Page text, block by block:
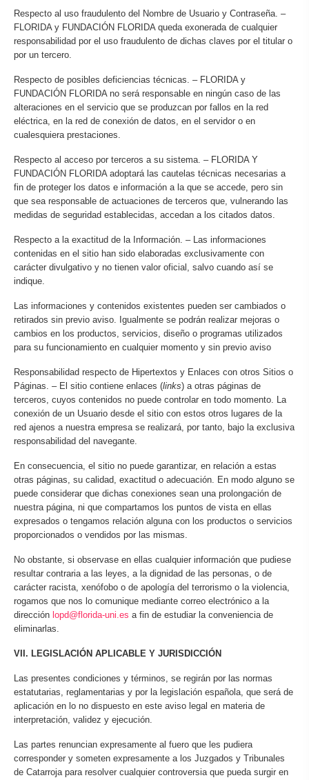
Respecto al uso fraudulento del Nombre de Usuario y Contraseña. –
FLORIDA y FUNDACIÓN FLORIDA queda exonerada de cualquier
responsabilidad por el uso fraudulento de dichas claves por el titular o
por un tercero.
Respecto de posibles deficiencias técnicas. – FLORIDA y
FUNDACIÓN FLORIDA no será responsable en ningún caso de las
alteraciones en el servicio que se produzcan por fallos en la red
eléctrica, en la red de conexión de datos, en el servidor o en
cualesquiera prestaciones.
Respecto al acceso por terceros a su sistema. – FLORIDA Y
FUNDACIÓN FLORIDA adoptará las cautelas técnicas necesarias a
fin de proteger los datos e información a la que se accede, pero sin
que sea responsable de actuaciones de terceros que, vulnerando las
medidas de seguridad establecidas, accedan a los citados datos.
Respecto a la exactitud de la Información. – Las informaciones
contenidas en el sitio han sido elaboradas exclusivamente con
carácter divulgativo y no tienen valor oficial, salvo cuando así se
indique.
Las informaciones y contenidos existentes pueden ser cambiados o
retirados sin previo aviso. Igualmente se podrán realizar mejoras o
cambios en los productos, servicios, diseño o programas utilizados
para su funcionamiento en cualquier momento y sin previo aviso
Responsabilidad respecto de Hipertextos y Enlaces con otros Sitios o
Páginas. – El sitio contiene enlaces (links) a otras páginas de
terceros, cuyos contenidos no puede controlar en todo momento. La
conexión de un Usuario desde el sitio con estos otros lugares de la
red ajenos a nuestra empresa se realizará, por tanto, bajo la exclusiva
responsabilidad del navegante.
En consecuencia, el sitio no puede garantizar, en relación a estas
otras páginas, su calidad, exactitud o adecuación. En modo alguno se
puede considerar que dichas conexiones sean una prolongación de
nuestra página, ni que compartamos los puntos de vista en ellas
expresados o tengamos relación alguna con los productos o servicios
proporcionados o vendidos por las mismas.
No obstante, si observase en ellas cualquier información que pudiese
resultar contraria a las leyes, a la dignidad de las personas, o de
carácter racista, xenófobo o de apología del terrorismo o la violencia,
rogamos que nos lo comunique mediante correo electrónico a la
dirección lopd@florida-uni.es a fin de estudiar la conveniencia de
eliminarlas.
VII. LEGISLACIÓN APLICABLE Y JURISDICCIÓN
Las presentes condiciones y términos, se regirán por las normas
estatutarias, reglamentarias y por la legislación española, que será de
aplicación en lo no dispuesto en este aviso legal en materia de
interpretación, validez y ejecución.
Las partes renuncian expresamente al fuero que les pudiera
corresponder y someten expresamente a los Juzgados y Tribunales
de Catarroja para resolver cualquier controversia que pueda surgir en